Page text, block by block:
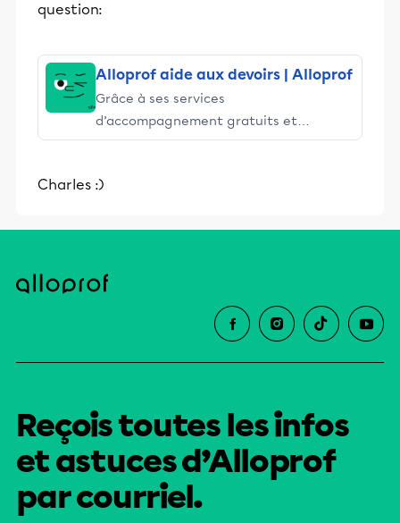
question:
Alloprof aide aux devoirs | Alloprof
Grâce à ses services
d’accompagnement gratuits et
stimulants, Alloprof engage les élèves
éducative.
Charles :)
Reçois toutes les infos
et astuces d’Alloprof
par courriel.